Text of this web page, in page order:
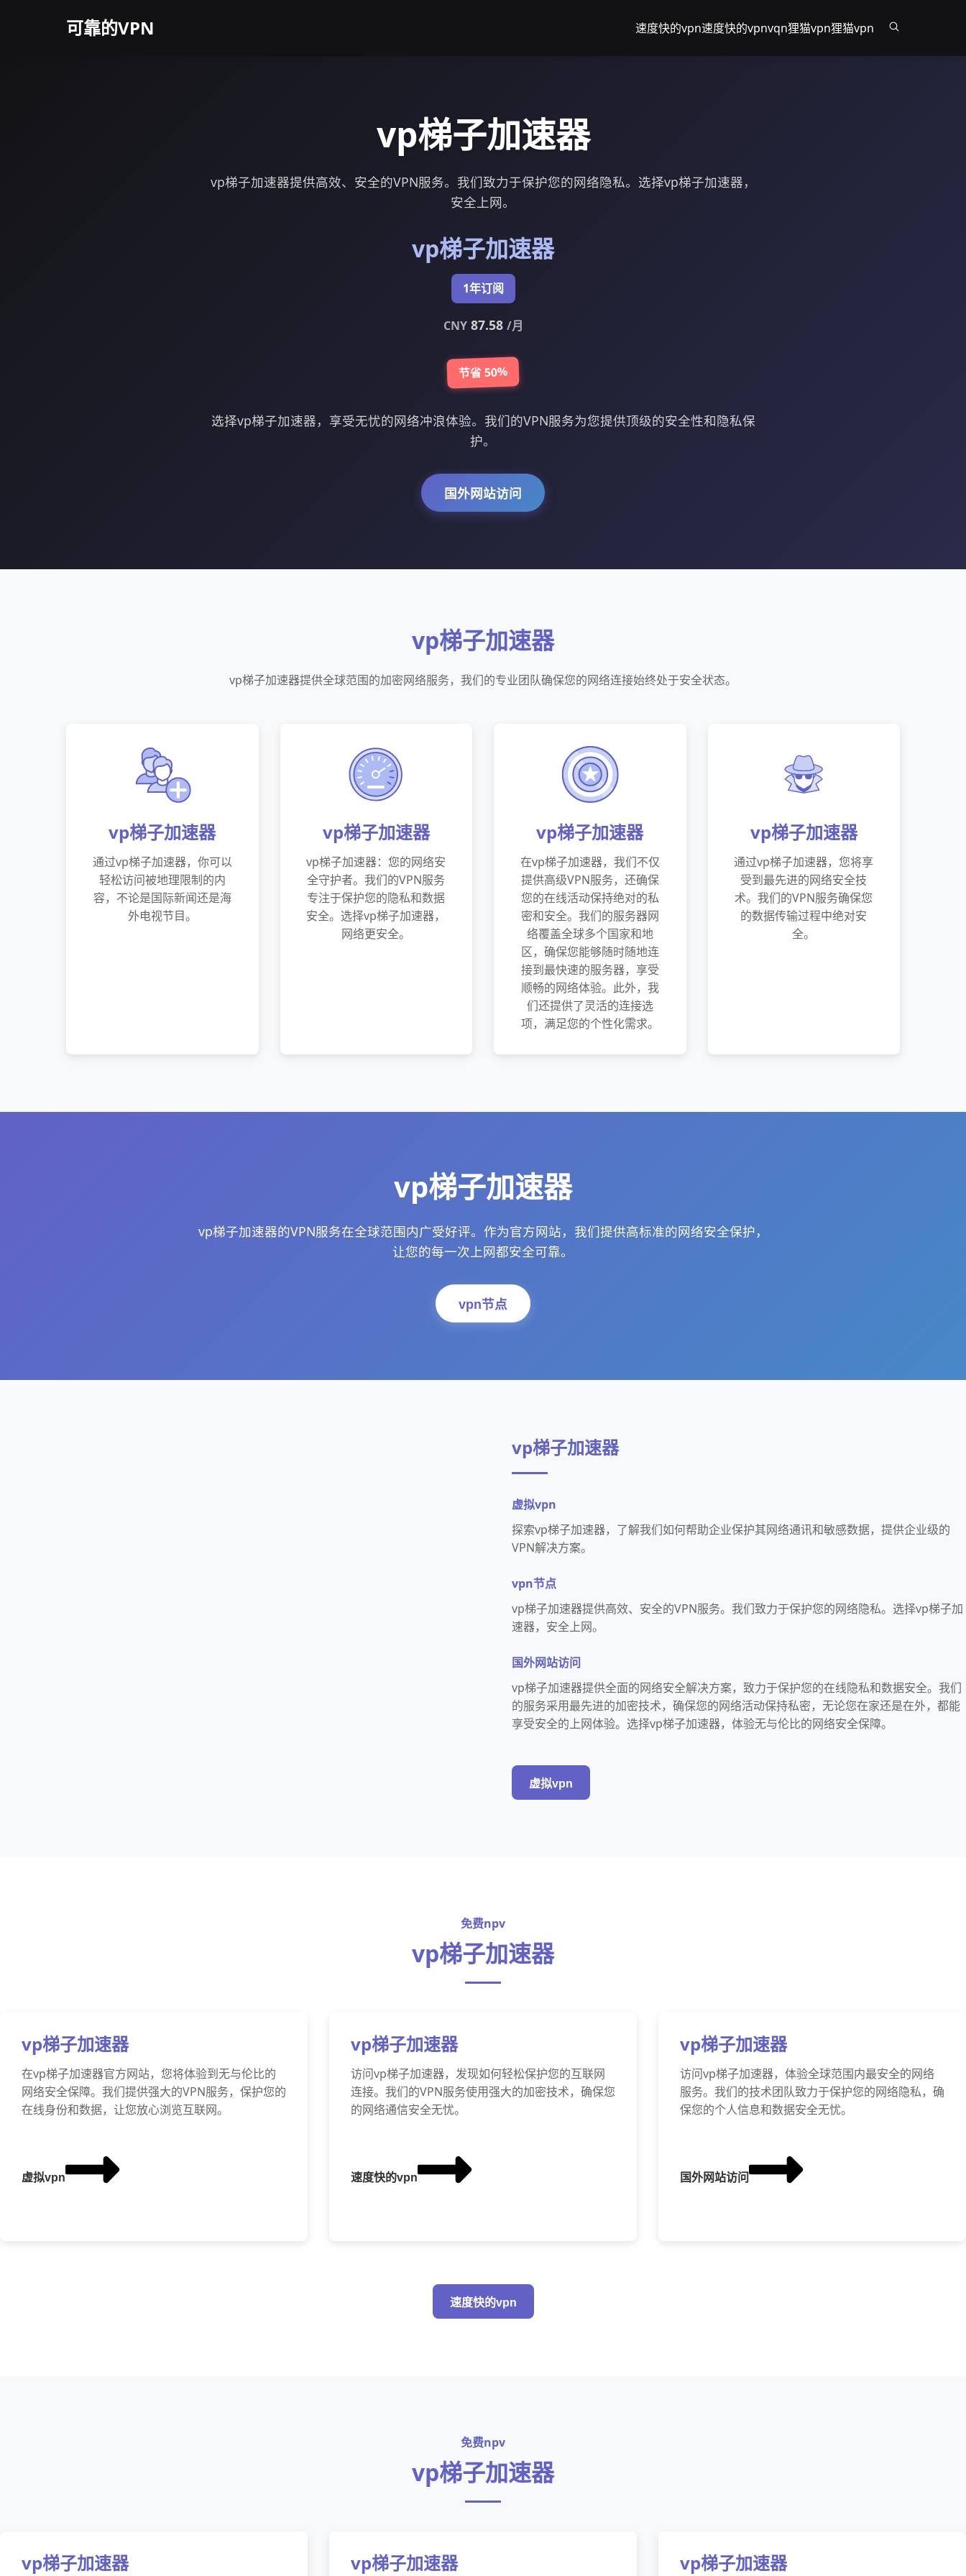
可靠的VPN 速度快的vpn速度快的vpnvqn狸猫vpn狸猫vpn
vp梯子加速器
vp梯子加速器提供高效、安全的VPN服务。我们致力于保护您的网络隐私。选择vp梯子加速器，
安全上网。
vp梯子加速器
1年订阅
CNY87.58 /月
节省 50%
选择vp梯子加速器，享受无忧的网络冲浪体验。我们的VPN服务为您提供顶级的安全性和隐私保
护。
国外网站访问
vp梯子加速器
vp梯子加速器提供全球范围的加密网络服务，我们的专业团队确保您的网络连接始终处于安全状态。
vp梯子加速器
通过vp梯子加速器，你可以
轻松访问被地理限制的内
容，不论是国际新闻还是海
外电视节目。
vp梯子加速器
vp梯子加速器：您的网络安
全守护者。我们的VPN服务
专注于保护您的隐私和数据
安全。选择vp梯子加速器，
网络更安全。
vp梯子加速器
在vp梯子加速器，我们不仅
提供高级VPN服务，还确保
您的在线活动保持绝对的私
密和安全。我们的服务器网
络覆盖全球多个国家和地
区，确保您能够随时随地连
接到最快速的服务器，享受
顺畅的网络体验。此外，我
们还提供了灵活的连接选
项，满足您的个性化需求。
vp梯子加速器
通过vp梯子加速器，您将享
受到最先进的网络安全技
术。我们的VPN服务确保您
的数据传输过程中绝对安
全。
vp梯子加速器
vp梯子加速器的VPN服务在全球范围内广受好评。作为官方网站，我们提供高标准的网络安全保护，
让您的每一次上网都安全可靠。
vpn节点
vp梯子加速器
虚拟vpn
探索vp梯子加速器，了解我们如何帮助企业保护其网络通讯和敏感数据，提供企业级的
VPN解决方案。
vpn节点
vp梯子加速器提供高效、安全的VPN服务。我们致力于保护您的网络隐私。选择vp梯子加
速器，安全上网。
国外网站访问
vp梯子加速器提供全面的网络安全解决方案，致力于保护您的在线隐私和数据安全。我们
的服务采用最先进的加密技术，确保您的网络活动保持私密，无论您在家还是在外，都能
享受安全的上网体验。选择vp梯子加速器，体验无与伦比的网络安全保障。
虚拟vpn
免费npv
vp梯子加速器
vp梯子加速器
在vp梯子加速器官方网站，您将体验到无与伦比的
网络安全保障。我们提供强大的VPN服务，保护您的
在线身份和数据，让您放心浏览互联网。
虚拟vpn
vp梯子加速器
访问vp梯子加速器，发现如何轻松保护您的互联网
连接。我们的VPN服务使用强大的加密技术，确保您
的网络通信安全无忧。
速度快的vpn
vp梯子加速器
访问vp梯子加速器，体验全球范围内最安全的网络
服务。我们的技术团队致力于保护您的网络隐私，确
保您的个人信息和数据安全无忧。
国外网站访问
速度快的vpn
免费npv
vp梯子加速器
vp梯子加速器 vp梯子加速器 vp梯子加速器